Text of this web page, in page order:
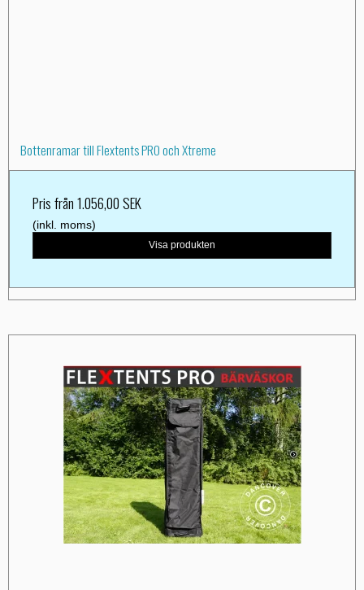
Bottenramar till Flextents PRO och Xtreme
Pris från1.056,00 SEK
(inkl. moms)
Visa produkten